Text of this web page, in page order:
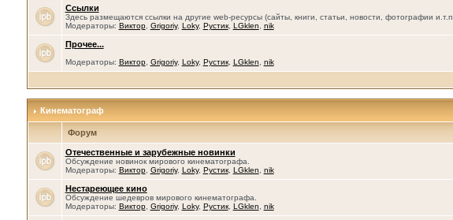
Ссылки
Здесь размещаются ссылки на другие web-ресурсы (сайты, книги, статьи, новости, фотографии
Модераторы: Виктор, Grigoriy, Loky, Рустик, LGklen nik
Прочее...
Модераторы: Виктор, Grigoriy, Loky, Рустик, LGklen nik
Кинематограф
Форум
Отечественные и зарубежные новинки
Обсуждение новинок мирового кинематографа.
Модераторы: Виктор, Grigoriy, Loky, Рустик, LGklen nik
Нестареющее кино
Обсуждение шедевров мирового кинематографа.
Модераторы: Виктор, Grigoriy, Loky, Рустик, LGklen nik